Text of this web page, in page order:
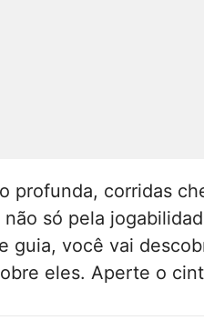
profunda, corridas
só pela
guia, você vai
eles. Aperte o